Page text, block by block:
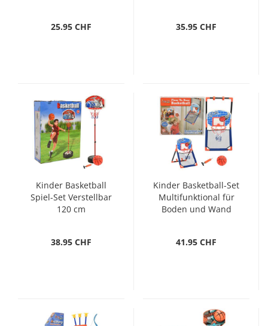
25.95 CHF 35.95 CHF
Kinder Basketball
Spiel-Set Verstellbar
120 cm
38.95 CHF
Kinder Basketball-Set
Multifunktional für
Boden und Wand
41.95 CHF